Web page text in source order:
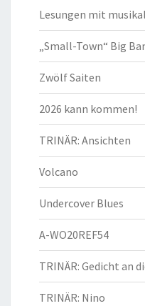
Lesungen mit
„Small-Town“ Big
Zwölf Saiten
2026 kann kommen!
TRINÄR: Ansichten
Volcano
Undercover Blues
A-WO20REF54
TRINÄR: Gedicht an
TRINÄR: Nino